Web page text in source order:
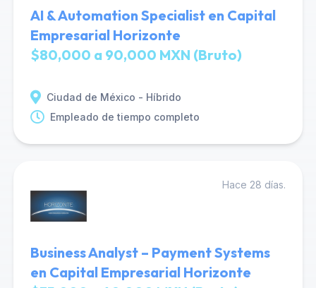
AI & Automation Specialist en Capital
Empresarial Horizonte
$80,000 a 90,000 MXN (Bruto)
Ciudad de México - Híbrido
Empleado de tiempo completo
Hace 28 días.
Business Analyst – Payment Systems
en Capital Empresarial Horizonte